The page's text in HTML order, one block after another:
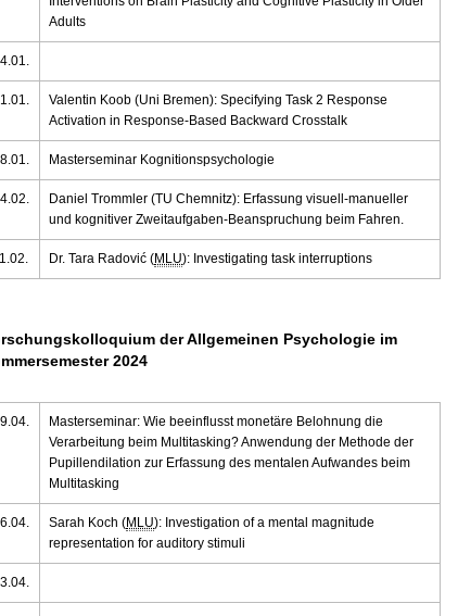
Adults
Valentin Koob (Uni Bremen): Specifying Task 2 Response
Activation in Response-Based Backward Crosstalk
Masterseminar Kognitionspsychologie
Daniel Trommler (TU Chemnitz): Erfassung visuell-manueller
und kognitiver Zweitaufgaben-Beanspruchung beim Fahren.
Dr. Tara Radović (MLU): Investigating task interruptions
der Allgemeinen Psychologie im
2024
Masterseminar: Wie beeinflusst monetäre Belohnung die
Verarbeitung beim Multitasking? Anwendung der Methode der
Pupillendilation zur Erfassung des mentalen Aufwandes beim
Multitasking
Sarah Koch (MLU): Investigation of a mental magnitude
representation for auditory stimuli